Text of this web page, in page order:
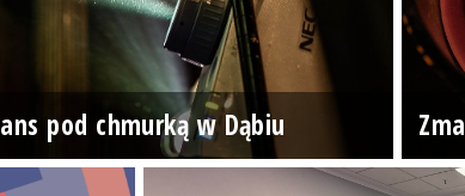
pod chmurką w Dąbiu